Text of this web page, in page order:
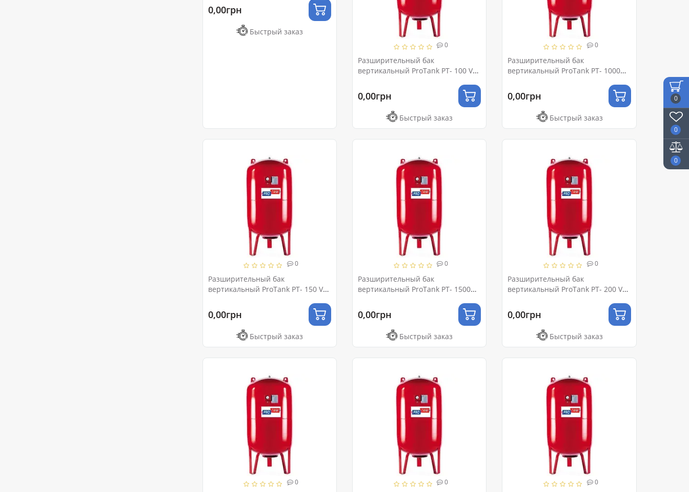
0
0
0
0,00грн
Быстрый заказ
0
Разширительный бак
вертикальный ProTank PT- 100 VM
0,00грн
Быстрый заказ
0
Разширительный бак
вертикальный ProTank PT- 1000
манометром)
0,00грн
Быстрый заказ
0
Разширительный бак
вертикальный ProTank PT- 150 VM
0,00грн
Быстрый заказ
0
Разширительный бак
вертикальный ProTank PT- 1500
манометром)
0,00грн
Быстрый заказ
0
Разширительный бак
вертикальный ProTank PT- 200 VM
0,00грн
Быстрый заказ
0 0 0